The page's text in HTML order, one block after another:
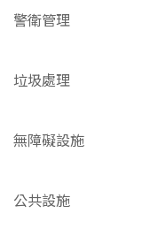
警衛管理
垃圾處理
無障礙設施
公共設施